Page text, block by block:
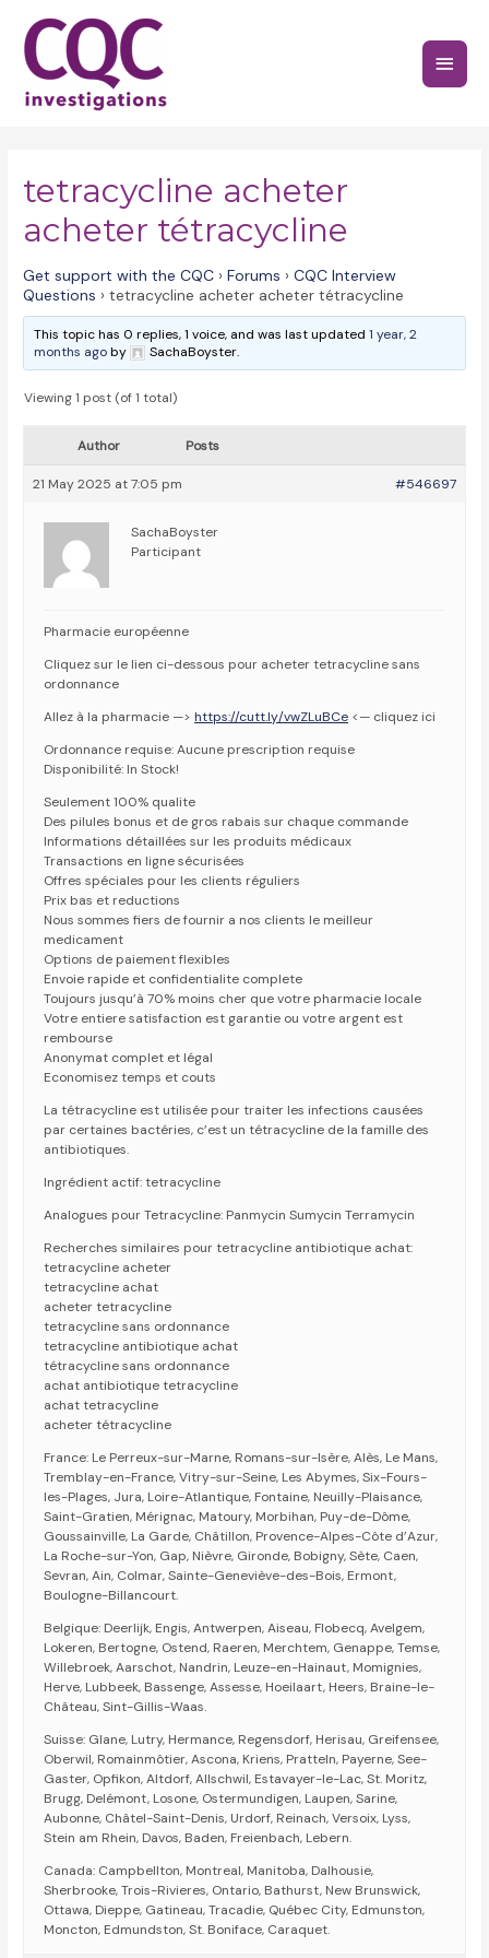
content
Main
tetracycline acheter
acheter tétracycline
Get support with the CQC › Forums › CQC Interview
Questions › tetracycline acheter acheter tétracycline
This topic has 0 replies, 1 voice, and was last updated1 year, 2
months agoby SachaBoyster.
Viewing 1 post (of 1 total)
Author Posts
21 May 2025 at 7:05 pm #546697
SachaBoyster
Participant
Pharmacie européenne
Cliquez sur le lien ci-dessous pour acheter tetracycline sans
ordonnance
Allez à la pharmacie —>https://cutt.ly/vwZLuBCe <— cliquez ici
Ordonnance requise: Aucune prescription requise
Disponibilité: In Stock!
Seulement 100% qualite
Des pilules bonus et de gros rabais sur chaque commande
Informations détaillées sur les produits médicaux
Transactions en ligne sécurisées
Offres spéciales pour les clients réguliers
Prix bas et reductions
Nous sommes fiers de fournir a nos clients le meilleur
medicament
Options de paiement flexibles
Envoie rapide et confidentialite complete
Toujours jusqu’à 70% moins cher que votre pharmacie locale
Votre entiere satisfaction est garantie ou votre argent est
rembourse
Anonymat complet et légal
Economisez temps et couts
La tétracycline est utilisée pour traiter les infections causées
par certaines bactéries, c’est un tétracycline de la famille des
antibiotiques.
Ingrédient actif: tetracycline
Analogues pour Tetracycline: Panmycin Sumycin Terramycin
Recherches similaires pour tetracycline antibiotique achat:
tetracycline acheter
tetracycline achat
acheter tetracycline
tetracycline sans ordonnance
tetracycline antibiotique achat
tétracycline sans ordonnance
achat antibiotique tetracycline
achat tetracycline
acheter tétracycline
France: Le Perreux-sur-Marne, Romans-sur-Isère, Alès, Le Mans,
Tremblay-en-France, Vitry-sur-Seine, Les Abymes, Six-Fours-
les-Plages, Jura, Loire-Atlantique, Fontaine, Neuilly-Plaisance,
Saint-Gratien, Mérignac, Matoury, Morbihan, Puy-de-Dôme,
Goussainville, La Garde, Châtillon, Provence-Alpes-Côte d’Azur,
La Roche-sur-Yon, Gap, Nièvre, Gironde, Bobigny, Sète, Caen,
Sevran, Ain, Colmar, Sainte-Geneviève-des-Bois, Ermont,
Boulogne-Billancourt.
Belgique: Deerlijk, Engis, Antwerpen, Aiseau, Flobecq, Avelgem,
Lokeren, Bertogne, Ostend, Raeren, Merchtem, Genappe, Temse,
Willebroek, Aarschot, Nandrin, Leuze-en-Hainaut, Momignies,
Herve, Lubbeek, Bassenge, Assesse, Hoeilaart, Heers, Braine-le-
Château, Sint-Gillis-Waas.
Suisse: Glane, Lutry, Hermance, Regensdorf, Herisau, Greifensee,
Oberwil, Romainmôtier, Ascona, Kriens, Pratteln, Payerne, See-
Gaster, Opfikon, Altdorf, Allschwil, Estavayer-le-Lac, St. Moritz,
Brugg, Delémont, Losone, Ostermundigen, Laupen, Sarine,
Aubonne, Châtel-Saint-Denis, Urdorf, Reinach, Versoix, Lyss,
Stein am Rhein, Davos, Baden, Freienbach, Lebern.
Canada: Campbellton, Montreal, Manitoba, Dalhousie,
Sherbrooke, Trois-Rivieres, Ontario, Bathurst, New Brunswick,
Ottawa, Dieppe, Gatineau, Tracadie, Québec City, Edmunston,
Moncton, Edmundston, St. Boniface, Caraquet.